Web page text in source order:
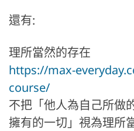
還有:
理所當然的存在
https://max-
course/
不把「他人為自己所做
擁有的一切」視為理所